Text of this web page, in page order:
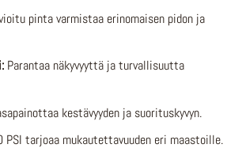
pinta varmistaa erinomaisen pidon ja
Parantaa näkyvyyttä ja turvallisuutta
kestävyyden ja suorituskyvyn.
tarjoaa mukautettavuuden eri maastoille.